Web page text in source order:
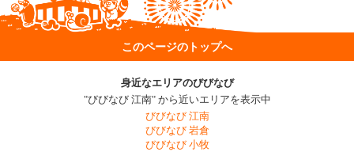
このページのトップへ
身近なエリアのびびなび
"びびなび 江南" から近いエリアを表示中
びびなび 江南
びびなび 岩倉
びびなび 小牧